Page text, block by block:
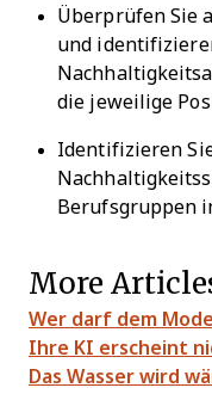
Überprüfen Sie
und
die jeweilige
Identifizieren
Berufsgruppen
More
Wer darf dem
Ihre KI erscheint
Das Wasser wird